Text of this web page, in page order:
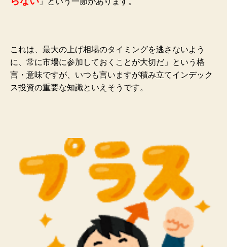
これは、最大の上げ相場のタイミングを逃さないよう
に、常に市場に参加しておくことが大切だ」という格
言・意味ですが、いつも言いますが積み立てインデック
ス投資の重要な知識といえそうです。